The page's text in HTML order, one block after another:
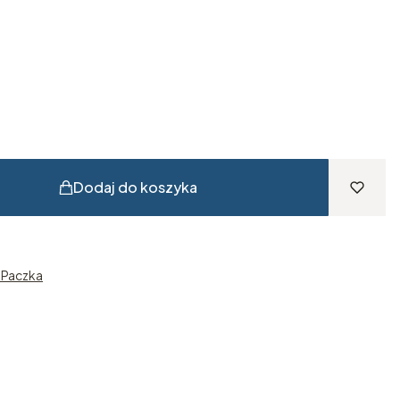
Dodaj do koszyka